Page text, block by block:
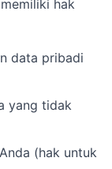
hak
data pribadi
yang tidak
(hak untuk